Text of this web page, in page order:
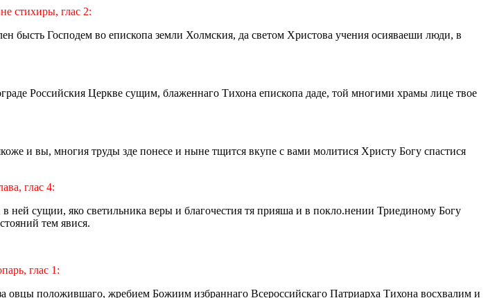
стихиры, глас 2:
бысть Господем во епископа земли Холмския, да светом Христова учения осияваеши люди, в
Российския Церкве сущим, блаженнаго Тихона епископа даде, той многими храмы лице твое
и вы, многия труды зде понесе и ныне тщится вкупе с вами молитися Христу Богу спастися
глас 4:
сущии, яко светильника веры и благочестия тя прияша и в покло.нении Триединому Богу
тем явися.
глас 1:
овцы положившаго, жребием Божиим избраннаго Всероссийскаго Патриарха Тихона восхвалим и